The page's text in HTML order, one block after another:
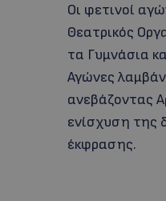
Οι φετινοί
Θεατρικός
τα Γυμνάσια
Αγώνες
ανεβάζοντας
ενίσχυση της
έκφρασης.